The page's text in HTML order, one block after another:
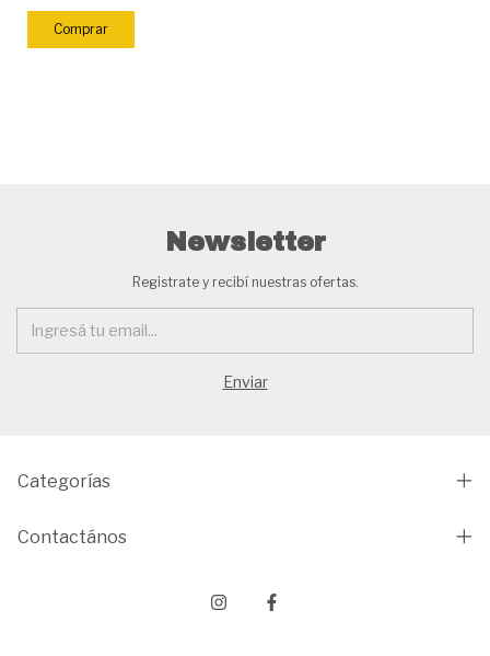
Newsletter
Registrate y recibí nuestras ofertas.
Categorías
Contactános